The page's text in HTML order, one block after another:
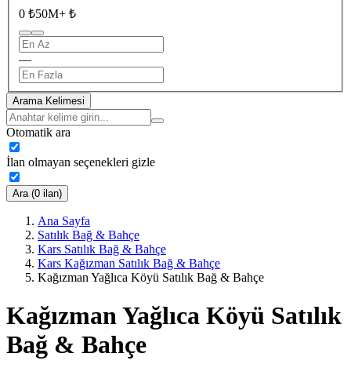
0 ₺50M+ ₺
—
Arama Kelimesi
Otomatik ara
İlan olmayan seçenekleri gizle
Ara (0 ilan)
Ana Sayfa
Satılık Bağ & Bahçe
Kars Satılık Bağ & Bahçe
Kars Kağızman Satılık Bağ & Bahçe
Kağızman Yağlıca Köyü Satılık Bağ & Bahçe
Kağızman Yağlıca Köyü Satılık
Bağ & Bahçe